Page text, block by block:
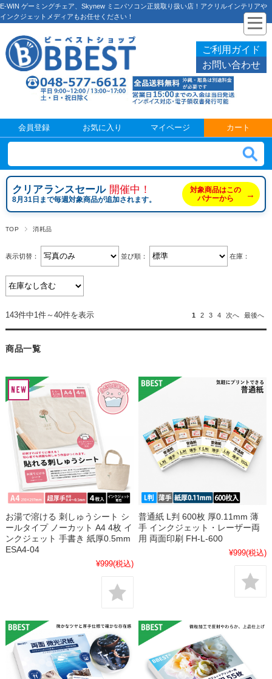
E-WIN ゲーミングチェア、Skynew ミニパソコン正規取り扱い店！アクリルインテリアや
インクジェットメディアもお任せください！
ご利用ガイド
お問い合わせ
会員登録 お気に入り マイページ カート
クリアランスセール 開催中！
8月31日まで毎週対象商品が追加されます。
対象商品はこの
バナーから
→
TOP 消耗品
表示切替： 並び順： 在庫：
143件中1件～40件を表示 1 2 3 4 次へ 最後へ
商品一覧
お湯で溶ける 刺しゅうシート シ
ールタイプ ノーカット A4 4枚 イ
ンクジェット 手書き 紙厚0.5mm
ESA4-04
¥999(税込)
普通紙 L判 600枚 厚0.11mm 薄
手 インクジェット・レーザー両
用 両面印刷 FH-L-600
¥999(税込)